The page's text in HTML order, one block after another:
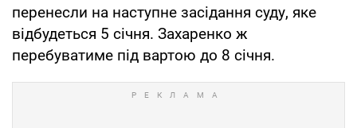
перенесли на наступне засідання суду, яке
відбудеться 5 січня. Захаренко ж
перебуватиме під вартою до 8 січня.